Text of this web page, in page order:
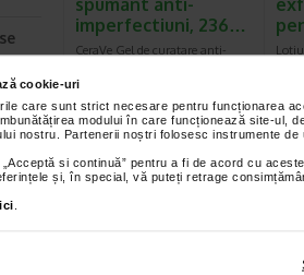
cookie-uri
care sunt strict necesare pentru funcționarea
modului în care funcționează site-ul,
nostru. Partenerii noștri folosesc instrumente
si continuă” pentru a fi de acord cu
și, în special, vă puteți retrage
spumant anti-
imperfectiuni, 236…
CeraVe Gel de curatare anti-
ajuta la reducerea…
-40%